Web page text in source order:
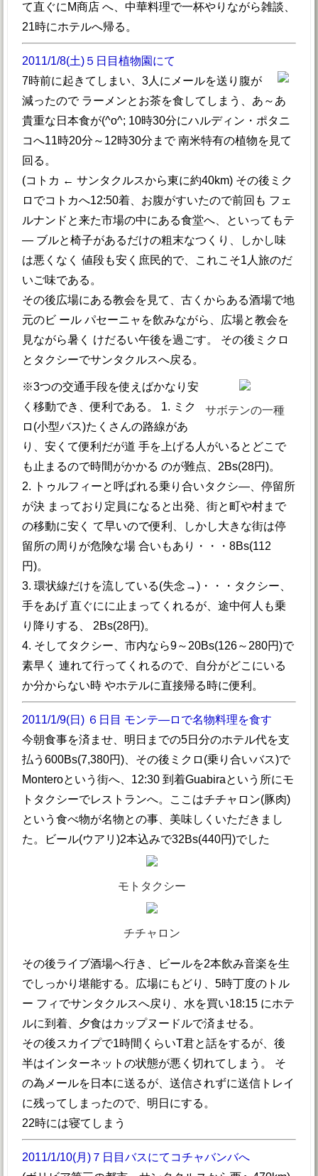
て直ぐにM商店 へ、中華料理で一杯やりながら雑談、
21時にホテルへ帰る。
2011/1/8(土)５日目植物園にて
7時前に起きてしまい、3人にメールを送り腹が
減ったので ラーメンとお茶を食してしまう、あ～あ
貴重な日本食が(^o^; 10時30分にハルディン・ポタニ
コへ11時20分～12時30分まで 南米特有の植物を見て
回る。
(コトカ ← サンタクルスから東に約40km) その後ミク
ロでコトカへ12:50着、お腹がすいたので前回も フェ
ルナンドと来た市場の中にある食堂へ、といってもテ
― ブルと椅子があるだけの粗末なつくり、しかし味
は悪くなく 値段も安く庶民的で、これこそ1人旅のだ
いご味である。
その後広場にある教会を見て、古くからある酒場で地
元のビ ール パセーニャを飲みながら、広場と教会を
見ながら暑く けだるい午後を過ごす。 その後ミクロ
とタクシーでサンタクルスへ戻る。
サボテンの一種
※3つの交通手段を使えばかなり安
く移動でき、便利である。 1. ミク
ロ(小型バス)たくさんの路線があ
り、安くて便利だが道 手を上げる人がいるとどこで
も止まるので時間がかかる のが難点、2Bs(28円)。
2. トゥルフィーと呼ばれる乗り合いタクシ―、停留所
が決 まっており定員になると出発、街と町や村まで
の移動に安く て早いので便利、しかし大きな街は停
留所の周りが危険な場 合いもあり・・・8Bs(112
円)。
3. 環状線だけを流している(失念→)・・・タクシー、
手をあげ 直ぐにに止まってくれるが、途中何人も乗
り降りする、 2Bs(28円)。
4. そしてタクシー、市内なら9～20Bs(126～280円)で
素早く 連れて行ってくれるので、自分がどこにいる
か分からない時 やホテルに直接帰る時に便利。
2011/1/9(日) ６日目 モンテ―ロで名物料理を食す
今朝食事を済ませ、明日までの5日分のホテル代を支
払う600Bs(7,380円)、その後ミクロ(乗り合いバス)で
Monteroという街へ、12:30 到着Guabiraという所にモ
トタクシーでレストランへ。ここはチチャロン(豚肉)
という食べ物が名物との事、美味しくいただきまし
た。ビール(ウアリ)2本込みで32Bs(440円)でした
モトタクシー
チチャロン
その後ライブ酒場へ行き、ビールを2本飲み音楽を生
でしっかり堪能する。広場にもどり、5時丁度のトル
ー フィでサンタクルスへ戻り、水を買い18:15 にホテ
ルに到着、夕食はカップヌードルで済ませる。
その後スカイプで1時間くらいT君と話をするが、後
半はインターネットの状態が悪く切れてしまう。 そ
の為メールを日本に送るが、送信されずに送信トレイ
に残ってしまったので、明日にする。
22時には寝てしまう
2011/1/10(月)７日目バスにてコチャバンバへ